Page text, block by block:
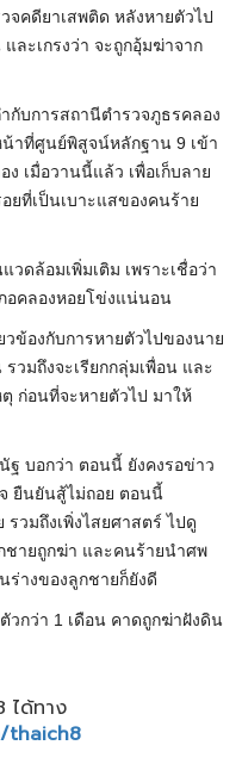
จคดียาเสพติด หลังหายตัวไป
ละเกรงว่า จะถูกอุ้มฆ่าจาก
กับการสถานีตำรวจภูธรคลอง
น้าที่ศูนย์พิสูจน์หลักฐาน 9 เข้า
เมื่อวานนี้แล้ว เพื่อเก็บลาย
ยที่เป็นเบาะแสของคนร้าย
ดล้อมเพิ่มเติม เพราะเชื่อว่า
อคลองหอยโข่งแน่นอน
วข้องกับการหายตัวไปของนาย
วมถึงจะเรียกกลุ่มเพื่อน และ
ก่อนที่จะหายตัวไป มาให้
บอกว่า ตอนนี้ ยังคงรอข่าว
ยืนยันสู้ไม่ถอย ตอนนี้
วมถึงเพิ่งไสยศาสตร์ ไปดู
ชายถูกฆ่า และคนร้ายนำศพ
างของลูกชายก็ยังดี
ได้ทาง
thaich8